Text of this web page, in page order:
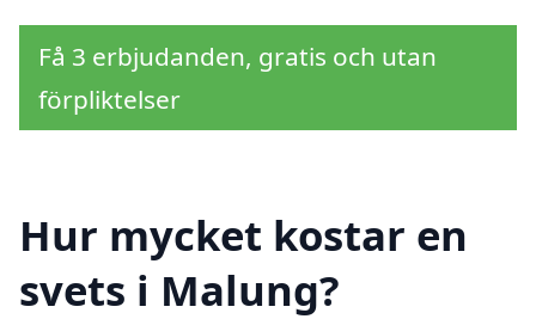
Få 3 erbjudanden, gratis och utan
förpliktelser
Hur mycket kostar en
svets i Malung?